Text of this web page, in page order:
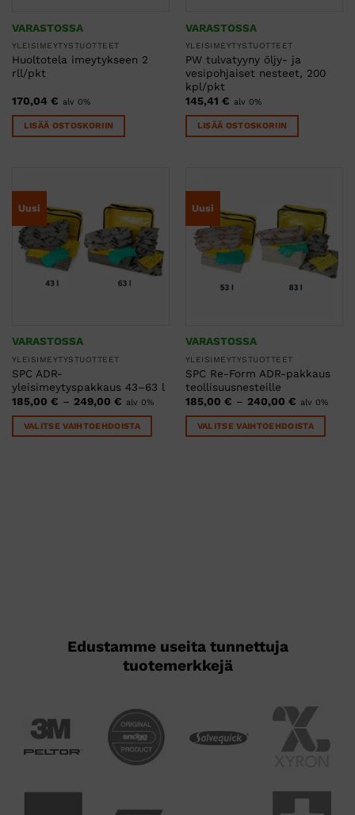
VARASTOSSA
YLEISIMEYTYSTUOTTEET
Huoltotela imeytykseen 2
rll/pkt
170,04 € alv 0%
LISÄÄ OSTOSKORIIN
VARASTOSSA
YLEISIMEYTYSTUOTTEET
PW tulvatyyny öljy- ja
vesipohjaiset nesteet, 200
kpl/pkt
145,41 € alv 0%
LISÄÄ OSTOSKORIIN
Uusi
VARASTOSSA
YLEISIMEYTYSTUOTTEET
SPC ADR-
yleisimeytyspakkaus 43–63 l
185,00 € – 249,00 €Hintaluokka:
-
249,00 €
alv 0%
VALITSE VAIHTOEHDOISTA
Uusi
VARASTOSSA
YLEISIMEYTYSTUOTTEET
SPC Re-Form ADR-pakkaus
teollisuusnesteille
185,00 € – 240,00 €
-
240,00 €
alv 0%
VALITSE VAIHTOEHDOISTA
Edustamme useita tunnettuja
tuotemerkkejä